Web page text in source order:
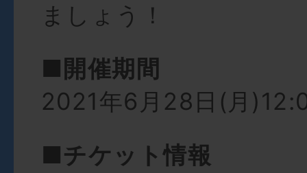
ましょう！
■開催期間
2021年6月28日(月
■チケット情報